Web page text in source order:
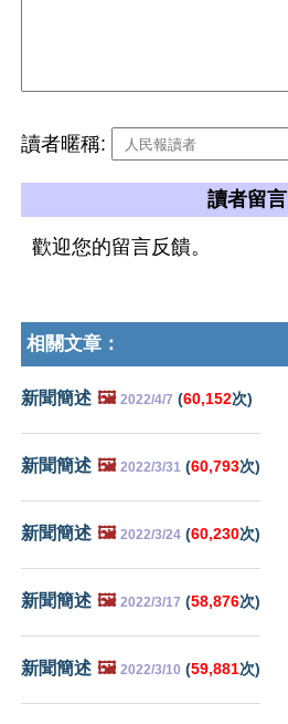
讀者暱稱:
讀者留言
歡迎您的留言反饋。
相關文章：
新聞簡述 🖼️ 2022/4/7 (60,152次)
新聞簡述 🖼️ 2022/3/31 (60,793次)
新聞簡述 🖼️ 2022/3/24 (60,230次)
新聞簡述 🖼️ 2022/3/17 (58,876次)
新聞簡述 🖼️ 2022/3/10 (59,881次)